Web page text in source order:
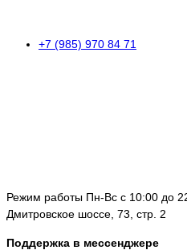
+7 (985) 970 84 71
Режим работы Пн-Вс с 10:00 до
Дмитровское шоссе, 73, стр. 2
Поддержка в мессенджере